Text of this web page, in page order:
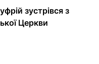
зустрівся з
Церкви